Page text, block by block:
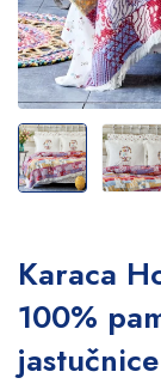
Karaca
100%
jastučnice